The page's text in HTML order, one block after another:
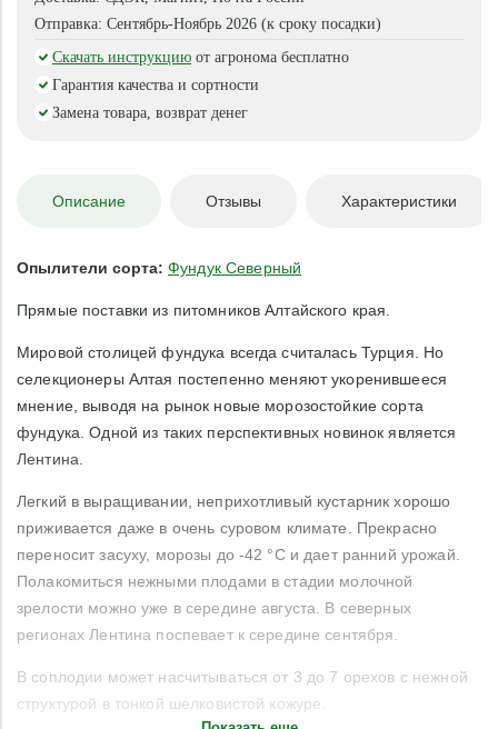
Отправка: Сентябрь-Ноябрь 2026 (к сроку посадки)
Скачать инструкцию от агронома бесплатно
Гарантия качества и сортности
Замена товара, возврат денег
Описание Отзывы Характеристики
Опылители сорта: Фундук Северный
Прямые поставки из питомников Алтайского края.
Мировой столицей фундука всегда считалась Турция. Но
селекционеры Алтая постепенно меняют укоренившееся
мнение, выводя на рынок новые морозостойкие сорта
фундука. Одной из таких перспективных новинок является
Лентина.
Легкий в выращивании, неприхотливый кустарник хорошо
приживается даже в очень суровом климате. Прекрасно
переносит засуху, морозы до -42 °C и дает ранний урожай.
Полакомиться нежными плодами в стадии молочной
зрелости можно уже в середине августа. В северных
регионах Лентина поспевает к середине сентября.
В соплодии может насчитываться от 3 до 7 орехов с нежной
структурой в тонкой шелковистой кожуре.